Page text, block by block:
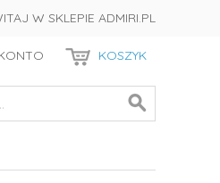
W SKLEPIE ADMIRI.PL
KOSZYK